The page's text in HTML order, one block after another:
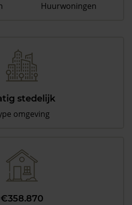
Huurwoningen
stedelijk
omgeving
€358.870